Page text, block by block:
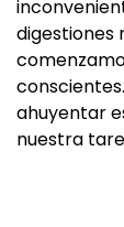
digestiones
ahuyentar
nuestra